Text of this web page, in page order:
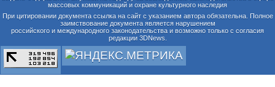
массовых коммуникаций и охране культурного наследия
При цитировании документа ссылка на сайт с указанием автора обязательна. Полное
заимствование документа является нарушением
российского и международного законодательства и возможно только с согласия
редакции 3DNews.